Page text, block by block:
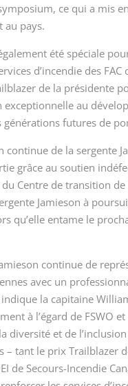
ce qui a mis
au pays.
été spéciale
d’incendie des
de la présidente
au
futures de
continue de la sergente
grâce au soutien
Centre de transition de
Jamieson à
qu’elle entame le
continue de
avec un
la capitaine
à l’égard de FSWO
diversité et de
– tant le prix Trailblazer
de Secours-Incendie